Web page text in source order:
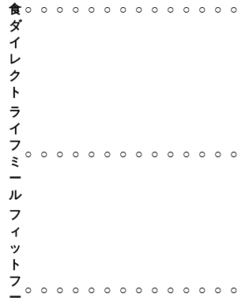
食
ダ
イ
レ
ク
ト
○ ○ ○ ○ ○ ○ ○ ○ ○ ○ ○ ○ ○ ○
ラ
イ
フ
ミ
ー
ル
○ ○ ○ ○ ○ ○ ○ ○ ○ ○ ○ ○ ○ ○
フ
ィ
ッ
ト
フ
ー
○ ○ ○ ○ ○ ○ ○ ○ ○ ○ ○ ○ ○ ○